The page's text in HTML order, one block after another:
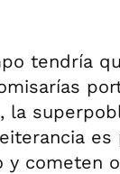
tendría
la
cometen